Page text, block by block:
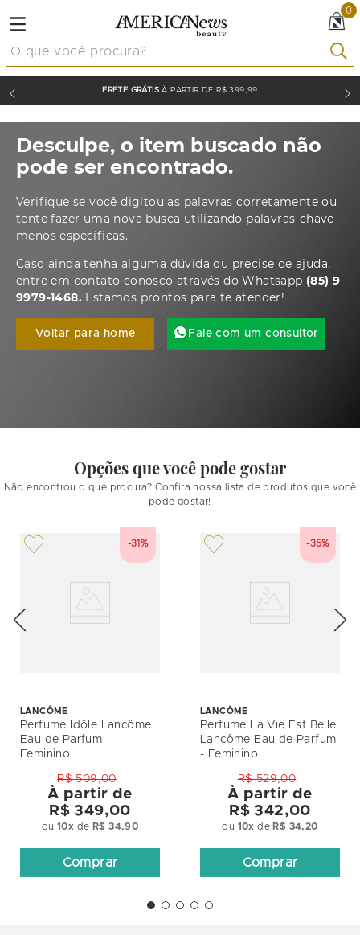
0
FRETE GRÁTIS À PARTIR DE R$ 399,99
Desculpe, o item buscado não
pode ser encontrado.
Verifique se você digitou as palavras corretamente ou
tente fazer uma nova busca utilizando palavras-chave
menos específicas.
Caso ainda tenha alguma dúvida ou precise de ajuda,
entre em contato conosco através do Whatsapp (85) 9
9979-1468. Estamos prontos para te atender!
Voltar para home Fale com um consultor
Opções que você pode gostar
Não encontrou o que procura? Confira nossa lista de produtos que você
pode gostar!
LANCÔME
Perfume Idôle Lancôme
Eau de Parfum -
Feminino
R$ 509,00
À partir de
R$ 349,00
ou10x de R$ 34,90
-31%
Comprar
LANCÔME
Perfume La Vie Est Belle
Lancôme Eau de Parfum
- Feminino
R$ 529,00
À partir de
R$ 342,00
ou 10x de R$ 34,20
-35%
Comprar